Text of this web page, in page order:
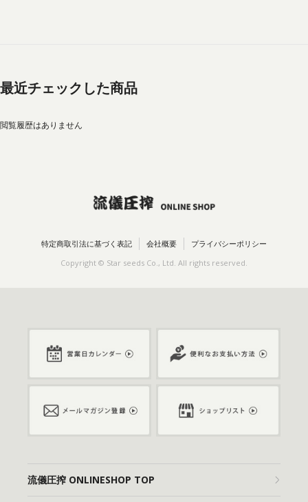
最近チェックした商品
閲覧履歴はありません
特定商取引法に基づく表記 会社概要 プライバシーポリシー
Copyright © Star seeds Co., Ltd. All rights reserved.
流儀圧搾 ONLINESHOP TOP